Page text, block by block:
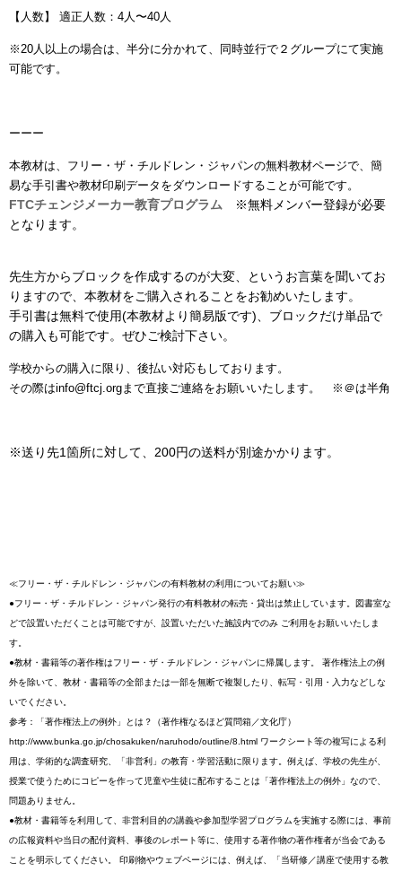
【人数】 適正人数：4人〜40人
※20人以上の場合は、半分に分かれて、同時並行で２グループにて実施
可能です。
ーーー
本教材は、フリー・ザ・チルドレン・ジャパンの無料教材ページで、簡
易な手引書や教材印刷データをダウンロードすることが可能です。
FTCチェンジメーカー教育プログラム ※無料メンバー登録が必要
となります。
先生方からブロックを作成するのが大変、というお言葉を聞いてお
りますので、本教材をご購入されることをお勧めいたします。
手引書は無料で使用(本教材より簡易版です)、ブロックだけ単品で
の購入も可能です。ぜひご検討下さい。
学校からの購入に限り、後払い対応もしております。
その際はinfo@ftcj.orgまで直接ご連絡をお願いいたします。 ※＠は半角
※送り先1箇所に対して、200円の送料が別途かかります。
≪フリー・ザ・チルドレン・ジャパンの有料教材の利用についてお願い≫
●フリー・ザ・チルドレン・ジャパン発行の有料教材の転売・貸出は禁止しています。図書室な
どで設置いただくことは可能ですが、設置いただいた施設内でのみ ご利用をお願いいたしま
す。
●教材・書籍等の著作権はフリー・ザ・チルドレン・ジャパンに帰属します。 著作権法上の例
外を除いて、教材・書籍等の全部または一部を無断で複製したり、転写・引用・入力などしな
いでください。
参考：「著作権法上の例外」とは？（著作権なるほど質問箱／文化庁）
http://www.bunka.go.jp/chosakuken/naruhodo/outline/8.html ワークシート等の複写による利
用は、学術的な調査研究、「非営利」の教育・学習活動に限ります。例えば、学校の先生が、
授業で使うためにコピーを作って児童や生徒に配布することは「著作権法上の例外」なので、
問題ありません。
●教材・書籍等を利用して、非営利目的の講義や参加型学習プログラムを実施する際には、事前
の広報資料や当日の配付資料、事後のレポート等に、使用する著作物の著作権者が当会である
ことを明示してください。 印刷物やウェブページには、例えば、「当研修／講座で使用する教